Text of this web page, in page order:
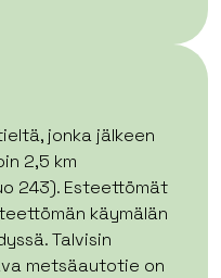
jonka jälkeen
2,5 km
243). Esteettömät
käymälän
Talvisin
metsäautotie on